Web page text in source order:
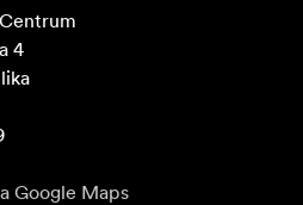
4
Google Maps